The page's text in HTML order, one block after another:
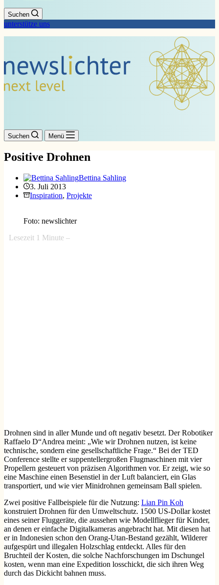
Suchen
unterstütze uns
Suchen Menü
Positive Drohnen
Bettina Sahling
3. Juli 2013
Inspiration, Projekte
Foto: newslichter
Lesezeit 1 Minute –
Drohnen sind in aller Munde und oft negativ besetzt. Der Robotiker
Raffaelo D“Andrea meint: „Wie wir Drohnen nutzen, ist keine
technische, sondern eine gesellschaftliche Frage.“ Bei der TED
Conference stellte er suppentellergroßen Flugmaschinen mit vier
Propellern gesteuert von präzisen Algorithmen vor. Er zeigt, wie so
eine Maschine einen Besenstiel in der Luft balanciert, ein Glas
transportiert, und wie vier Minidrohnen gemeinsam Ball spielen.
Zwei positive Fallbeispiele für die Nutzung: Lian Pin Koh
konstruiert Drohnen für den Umweltschutz. 1500 US-Dollar kostet
eines seiner Fluggeräte, die aussehen wie Modellflieger für Kinder,
an denen er einfache Digitalkameras angebracht hat. Mit diesen hat
er in Indonesien schon den Orang-Utan-Bestand gezählt, Wilderer
aufgespürt und illegalen Holzschlag entdeckt. Alles für den
Bruchteil der Kosten, die solche Nachforschungen im Dschungel
kosten, wenn man eine Expedition losschickt, die sich ihren Weg
durch das Dickicht bahnen muss.